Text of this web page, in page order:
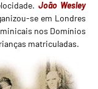
João Wesley
se em Londres
nos Domínios
matriculadas.